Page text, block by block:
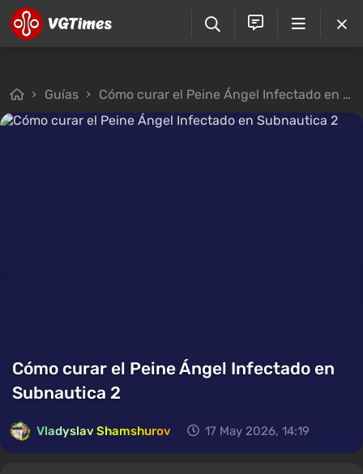
Guías Cómo curar el Peine Ángel Infectado en Subnautica 2
Cómo curar el Peine Ángel Infectado en
Subnautica 2
Vladyslav Shamshurov 17 May 2026, 14:19